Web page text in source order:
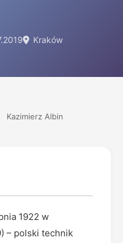
Kraków
Kazimierz Albin
1922 w
– polski technik